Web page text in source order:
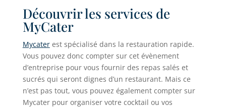
Découvrir les services de
MyCater
Mycaterest spécialisé dans la restauration rapide.
Vous pouvez donc compter sur cet évènement
d’entreprise pour vous fournir des repas salés et
sucrés qui seront dignes d’un restaurant. Mais ce
n’est pas tout, vous pouvez également compter sur
Mycater pour organiser votre cocktail ou vos